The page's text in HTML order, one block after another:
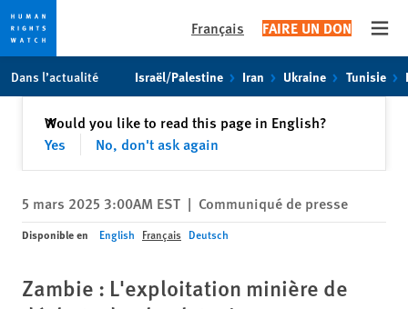
toto
content
Français FAIRE UN DON
Dans l’actualité Israël/Palestine Iran Ukraine Tunisie
Would you like to read this page in English?
Yes
No, don't ask again
✕Fermer
5 mars 2025 3:00AM EST | Communiqué de presse
Disponible en English Français Deutsch
Zambie : L'exploitation minière de